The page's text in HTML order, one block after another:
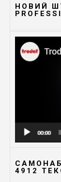
НОВИЙ
4912